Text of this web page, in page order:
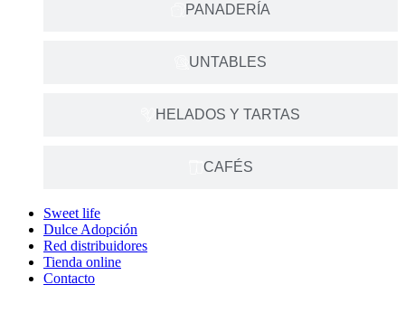
PANADERÍA
UNTABLES
HELADOS Y TARTAS
CAFÉS
Sweet life
Dulce Adopción
Red distribuidores
Tienda online
Contacto